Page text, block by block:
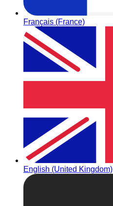
Français (France)
English (United Kingdom)